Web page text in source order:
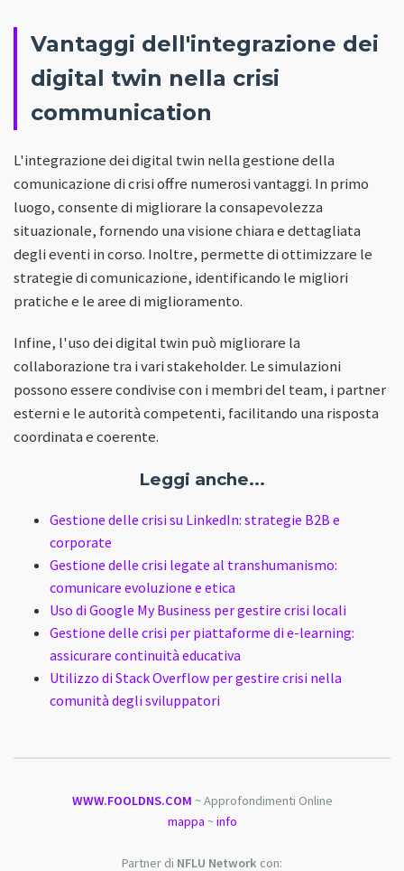
Vantaggi dell'integrazione dei
digital twin nella crisi
communication
L'integrazione dei digital twin nella gestione della
comunicazione di crisi offre numerosi vantaggi. In primo
luogo, consente di migliorare la consapevolezza
situazionale, fornendo una visione chiara e dettagliata
degli eventi in corso. Inoltre, permette di ottimizzare le
strategie di comunicazione, identificando le migliori
pratiche e le aree di miglioramento.
Infine, l'uso dei digital twin può migliorare la
collaborazione tra i vari stakeholder. Le simulazioni
possono essere condivise con i membri del team, i partner
esterni e le autorità competenti, facilitando una risposta
coordinata e coerente.
Leggi anche...
Gestione delle crisi su LinkedIn: strategie B2B e
corporate
Gestione delle crisi legate al transhumanismo:
comunicare evoluzione e etica
Uso di Google My Business per gestire crisi locali
Gestione delle crisi per piattaforme di e-learning:
assicurare continuità educativa
Utilizzo di Stack Overflow per gestire crisi nella
comunità degli sviluppatori
WWW.FOOLDNS.COM ~ Approfondimenti Online
mappa ~info
Partner di NFLU Network con: